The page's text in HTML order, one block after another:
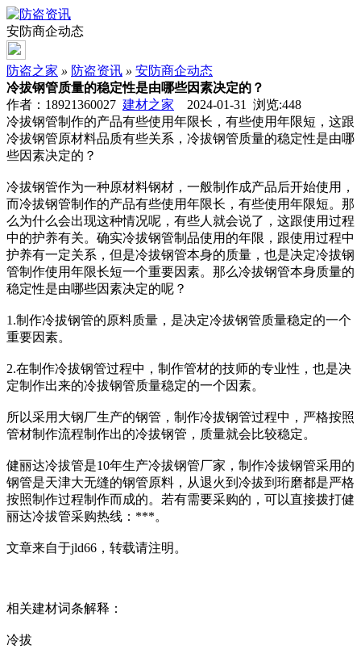
安防商企动态
防盗之家 » 防盗资讯 » 安防商企动态
冷拔钢管质量的稳定性是由哪些因素决定的？
作者：18921360027 建材之家 2024-01-31 浏览:448
冷拔钢管制作的产品有些使用年限长，有些使用年限短，这跟
冷拔钢管原材料品质有些关系，冷拔钢管质量的稳定性是由哪
些因素决定的？
冷拔钢管作为一种原材料钢材，一般制作成产品后开始使用，
而冷拔钢管制作的产品有些使用年限长，有些使用年限短。那
么为什么会出现这种情况呢，有些人就会说了，这跟使用过程
中的护养有关。确实冷拔钢管制品使用的年限，跟使用过程中
护养有一定关系，但是冷拔钢管本身的质量，也是决定冷拔钢
管制作使用年限长短一个重要因素。那么冷拔钢管本身质量的
稳定性是由哪些因素决定的呢？
1.制作冷拔钢管的原料质量，是决定冷拔钢管质量稳定的一个
重要因素。
2.在制作冷拔钢管过程中，制作管材的技师的专业性，也是决
定制作出来的冷拔钢管质量稳定的一个因素。
所以采用大钢厂生产的钢管，制作冷拔钢管过程中，严格按照
管材制作流程制作出的冷拔钢管，质量就会比较稳定。
健丽达冷拔管是10年生产冷拔钢管厂家，制作冷拔钢管采用的
钢管是天津大无缝的钢管原料，从退火到冷拔到珩磨都是严格
按照制作过程制作而成的。若有需要采购的，可以直接拨打健
丽达冷拔管采购热线：***。
文章来自于jld66，转载请注明。
相关建材词条解释：
冷拔